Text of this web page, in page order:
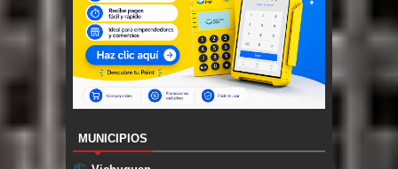
MUNICIPIOS